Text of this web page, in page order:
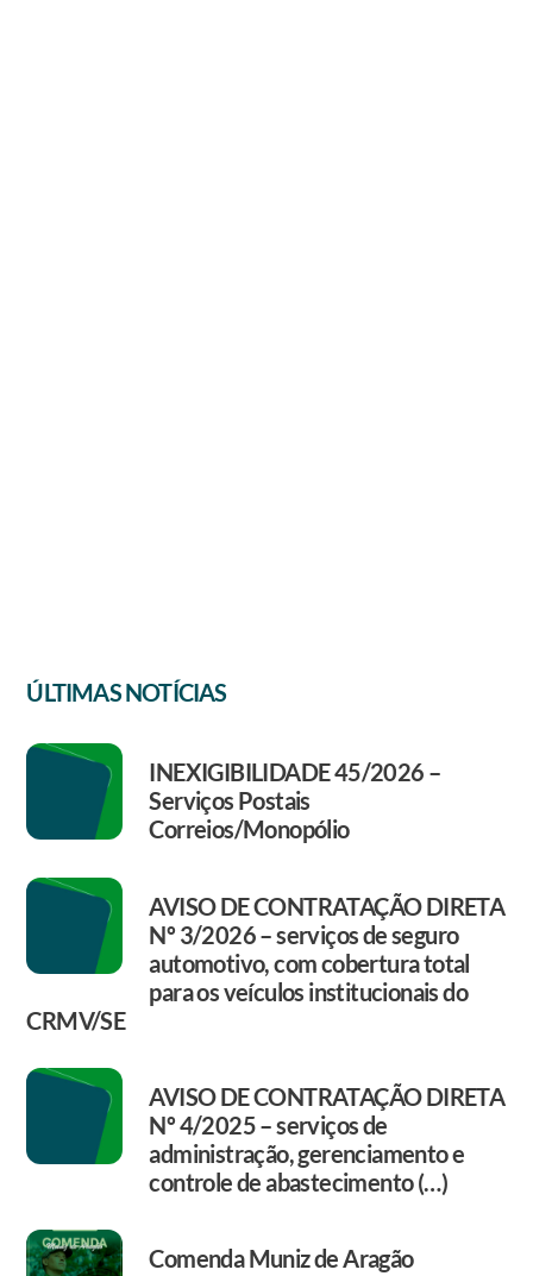
ÚLTIMAS NOTÍCIAS
INEXIGIBILIDADE 45/2026 –
Serviços Postais
Correios/Monopólio
AVISO DE CONTRATAÇÃO DIRETA
Nº 3/2026 – serviços de seguro
automotivo, com cobertura total
para os veículos institucionais do
CRMV/SE
AVISO DE CONTRATAÇÃO DIRETA
Nº 4/2025 – serviços de
administração, gerenciamento e
controle de abastecimento (…)
Comenda Muniz de Aragão